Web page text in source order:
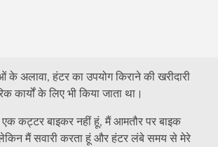
अलावा, हंटर का उपयोग किराने की खरीदारी
कार्यों के लिए भी किया जाता था।
कट्टर बाइकर नहीं हूं, मैं आमतौर पर बाइक
मैं सवारी करता हूं और हंटर लंबे समय से मेरे